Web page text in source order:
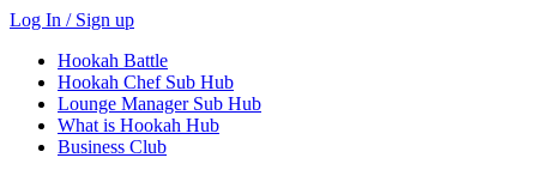
Log In / Sign up
Hookah Battle
Hookah Chef Sub Hub
Lounge Manager Sub Hub
What is Hookah Hub
Business Club